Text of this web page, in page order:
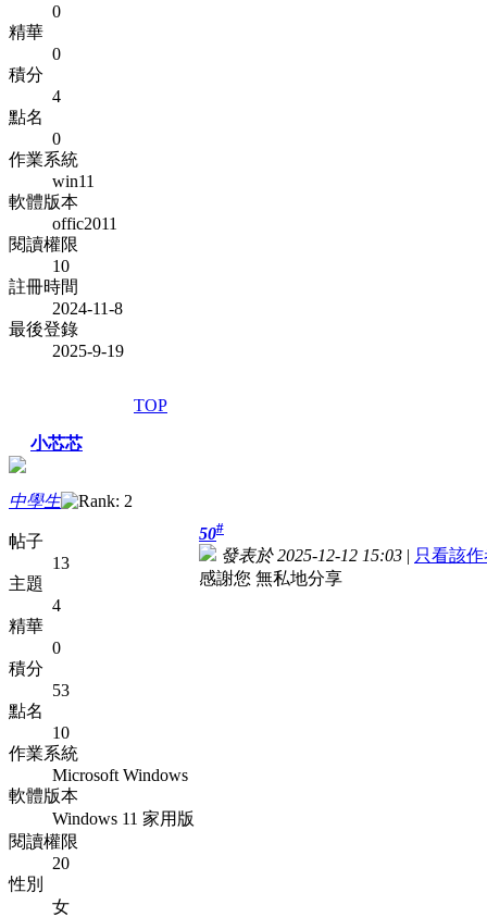
0
精華
0
積分
4
點名
0
作業系統
win11
軟體版本
offic2011
閱讀權限
10
註冊時間
2024-11-8
最後登錄
2025-9-19
TOP
小芯芯
中學生
帖子
13
主題
4
精華
0
積分
53
點名
10
作業系統
Microsoft Windows
軟體版本
Windows 11 家用版
閱讀權限
20
性別
女
50#
發表於 2025-12-12 15:03 | 只看該
感謝您 無私地分享